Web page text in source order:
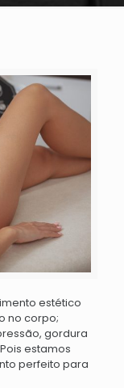
estético
no corpo;
gordura
estamos
perfeito para